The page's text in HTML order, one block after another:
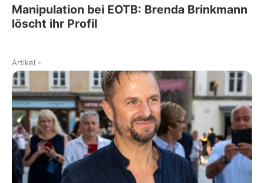
Manipulation bei EOTB: Brenda Brinkmann
löscht ihr Profil
Artikel -